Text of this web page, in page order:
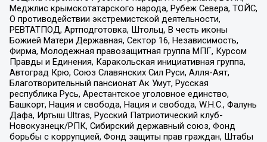
Меджлис крымскотатарского народа, Рубеж Севера, ТОЙС,
О противодействии экстремистской деятельности,
РЕВТАТПОД, Артподготовка, Штольц, В честь иконы
Божией Матери Державная, Сектор 16, Независимость,
Фирма, Молодежная правозащитная группа МПГ, Курсом
Правды и Единения, Каракольская инициативная группа,
Автоград Крю, Союз Славянских Сил Руси, Алля-Аят,
Благотворительный пансионат Ак Умут, Русская
республика Русь, Арестантское уголовное единство,
Башкорт, Нация и свобода, Нация и свобода, W.H.С., Фалунь
Дафа, Иртыш Ultras, Русский Патриотический клуб-
Новокузнецк/РПК, Сибирский державный союз, Фонд
борьбы с коррупцией, Фонд защиты прав граждан, Штабы